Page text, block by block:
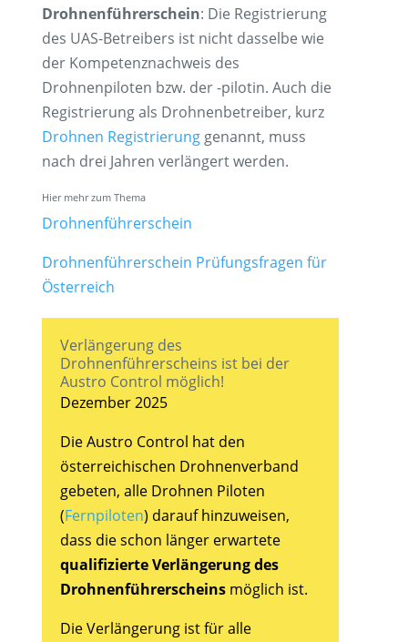
Drohnenführerschein: Die Registrierung
des UAS-Betreibers ist nicht dasselbe wie
der Kompetenznachweis des
Drohnenpiloten bzw. der -pilotin. Auch die
Registrierung als Drohnenbetreiber, kurz
Drohnen Registrierunggenannt, muss
nach drei Jahren verlängert werden.
Hier mehr zum Thema
Drohnenführerschein
Drohnenführerschein Prüfungsfragen für
Österreich
Verlängerung des
Drohnenführerscheins ist bei der
Austro Control möglich!
Dezember 2025
Die Austro Control hat den
österreichischen Drohnenverband
gebeten, alle Drohnen Piloten
(Fernpiloten) darauf hinzuweisen,
dass die schon länger erwartete
qualifizierte Verlängerung des
Drohnenführerscheinsmöglich ist.
Die Verlängerung ist für alle